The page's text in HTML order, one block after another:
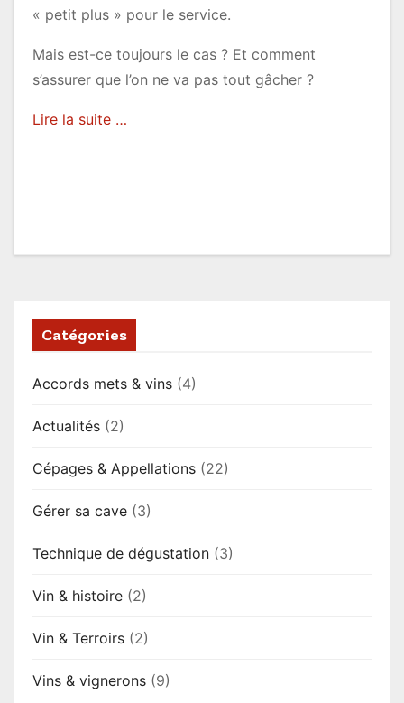
« petit plus » pour le service.
Mais est-ce toujours le cas ? Et comment
s’assurer que l’on ne va pas tout gâcher ?
Lire la suite …
Catégories
Accords mets & vins (4)
Actualités (2)
Cépages & Appellations (22)
Gérer sa cave (3)
Technique de dégustation (3)
Vin & histoire (2)
Vin & Terroirs (2)
Vins & vignerons (9)